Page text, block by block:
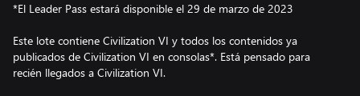
*El Leader Pass estará disponible el 29 de marzo de 2023
Este lote contiene Civilization VI y todos los contenidos ya
publicados de Civilization VI en consolas*. Está pensado para
recién llegados a Civilization VI.